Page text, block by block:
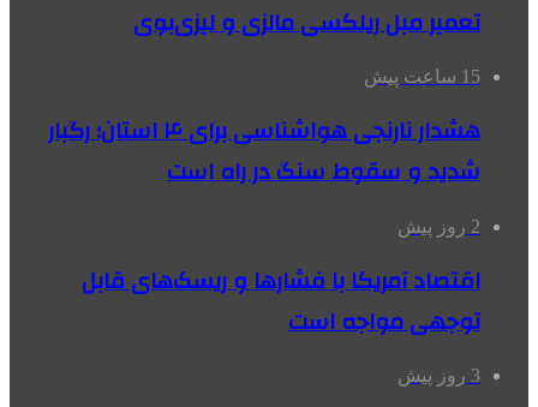
تعمیر مبل ریلکسی مالزی و لیزی‌بوی
15 ساعت پیش
هشدار نارنجی هواشناسی برای ۴ استان؛ رگبار
شدید و سقوط سنگ در راه است
2 روز پیش
اقتصاد آمریکا با فشارها و ریسک‌های قابل
توجهی مواجه است
3 روز پیش